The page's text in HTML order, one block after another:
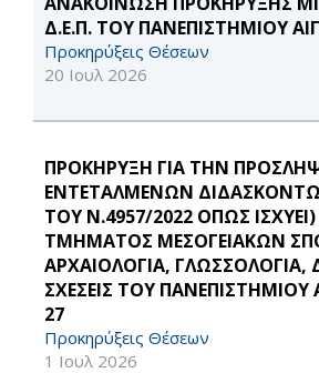
Δ.Ε.Π. ΤΟΥ ΠΑΝΕΠΙΣΤΗΜΙΟΥ
Προκηρύξεις Θέσεων
20 Ιουλ 2026
ΠΡΟΚΗΡΥΞΗ ΓΙΑ ΤΗΝ
ΕΝΤΕΤΑΛΜΕΝΩΝ
ΤΟΥ Ν.4957/2022 ΟΠΩΣ
ΤΜΗΜΑΤΟΣ ΜΕΣΟΓΕΙΑΚΩΝ
ΑΡΧΑΙΟΛΟΓΙΑ, ΓΛΩΣΣΟΛΟΓΙΑ,
ΣΧΕΣΕΙΣ ΤΟΥ ΠΑΝΕΠΙΣΤΗΜΙΟΥ
27
Προκηρύξεις Θέσεων
1 Ιουλ 2026